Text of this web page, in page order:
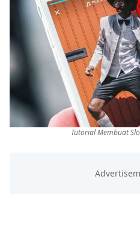
Tutorial Membuat